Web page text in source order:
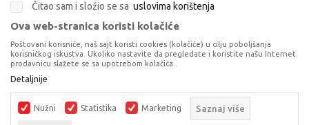
Čitao sam i složio se sa uslovima korištenja
Terms of Service
apply.
Ova web-stranica koristi kolačiće
Poštovani korisniče, naš sajt koristi cookies (kolačiće) u cilju poboljšanja
korisničkog iskustva. Ukoliko nastavite da pregledate i koristite našu Internet
prodavnicu slažete se sa upotrebom kolačića.
Detaljnije
Nužni Statistika Marketing Saznaj više